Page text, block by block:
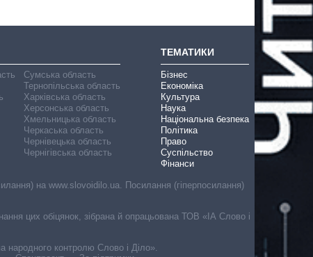
Сумська область
Тернопільська область
Харківська область
Херсонська область
Хмельницька область
Черкаська область
Чернівецька область
Чернігівська область
ТЕМАТИКИ
Бізнес
Економіка
Культура
Наука
Національна безпека
Політика
Право
Суспільство
Фінанси
на www.slovoidilo.ua. Посилання (гіперпосилання)
цих обіцянок, зібрана й опрацьована ТОВ «ІА Слово і
народного контролю Слово і Діло».